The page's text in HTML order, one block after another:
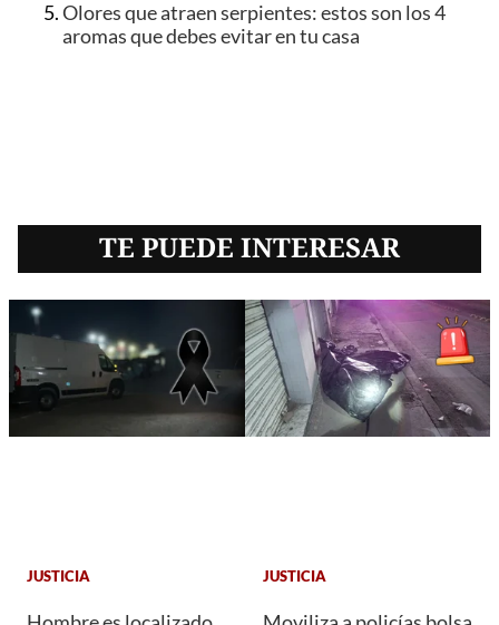
Olores que atraen serpientes: estos son los 4
aromas que debes evitar en tu casa
TE PUEDE INTERESAR
JUSTICIA JUSTICIA